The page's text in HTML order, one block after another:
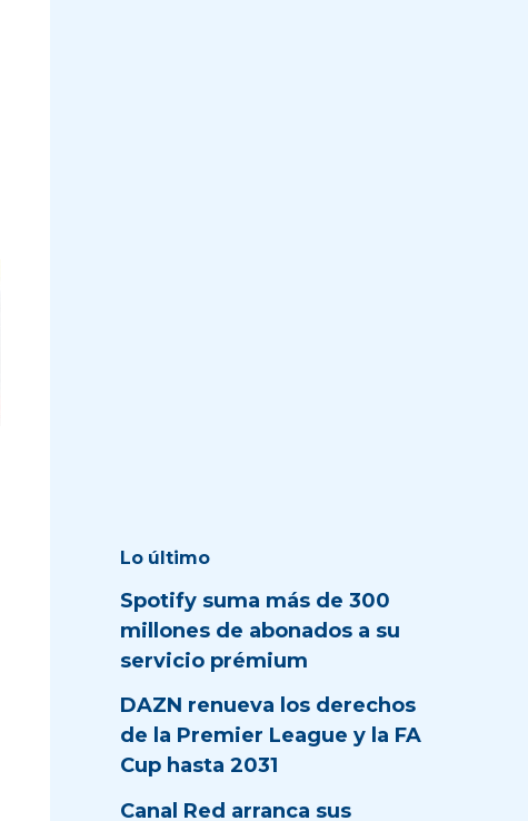
Lo último
Spotify suma más de 300
millones de abonados a su
servicio prémium
DAZN renueva los derechos
de la Premier League y la FA
Cup hasta 2031
Canal Red arranca sus